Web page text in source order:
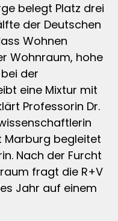
belegt Platz drei
der Deutschen
Wohnen
Wohnraum, hohe
der
eine Mixtur mit
Professorin Dr.
Marburg begleitet
Nach der Furcht
fragt die R+V
Jahr auf einem